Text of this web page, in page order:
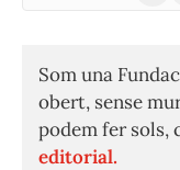
Som una
obert, sense
podem fer sols,
editorial.